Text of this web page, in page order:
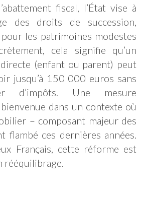
fiscal, l’État vise à
des droits de succession,
les patrimoines modestes
cela signifie qu’un
(enfant ou parent) peut
jusqu’à 150 000 euros sans
d’impôts. Une mesure
dans un contexte où
– composant majeur des
flambé ces dernières années.
Français, cette réforme est
rééquilibrage.